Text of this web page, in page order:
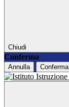
Chiudi
Conferma
Annulla Conferma